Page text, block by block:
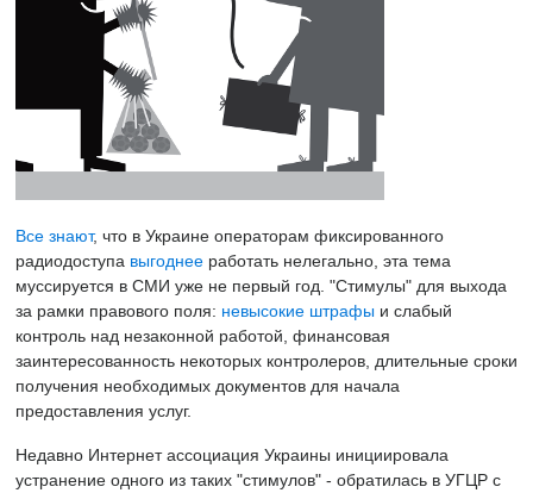
Все знают, что в Украине операторам фиксированного
радиодоступа выгоднее работать нелегально, эта тема
муссируется в СМИ уже не первый год. "Стимулы" для выхода
за рамки правового поля: невысокие штрафы и слабый
контроль над незаконной работой, финансовая
заинтересованность некоторых контролеров, длительные сроки
получения необходимых документов для начала
предоставления услуг.
Недавно Интернет ассоциация Украины инициировала
устранение одного из таких "стимулов" - обратилась в УГЦР с